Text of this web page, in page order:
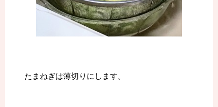
たまねぎは薄切りにします。